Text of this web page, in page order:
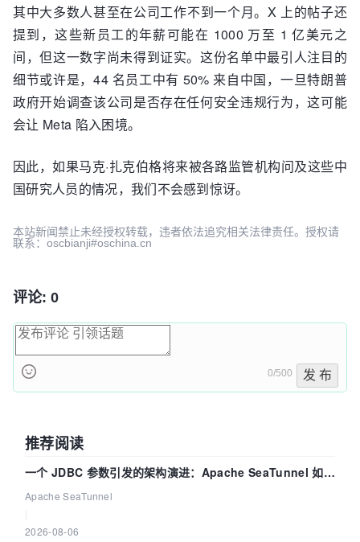
其中大多数人甚至在公司工作不到一个月。X 上的帖子还
提到，这些新员工的年薪可能在 1000 万至 1 亿美元之
间，但这一数字尚未得到证实。这份名单中最引人注目的
细节或许是，44 名员工中有 50% 来自中国，一旦特朗普
政府开始调查该公司是否存在任何安全违规行为，这可能
会让 Meta 陷入困境。
因此，如果马克·扎克伯格将来被各路监管机构问及这些中
国研究人员的情况，我们不会感到惊讶。
本站新闻禁止未经授权转载，违者依法追究相关法律责任。授权请
联系：oscbianji#oschina.cn
评论: 0
0/500 发 布
推荐阅读
一个 JDBC 参数引发的架构演进：Apache SeaTunnel 如何
解决数据同步中的“定时 Flush”难题
Apache SeaTunnel
2026-08-06